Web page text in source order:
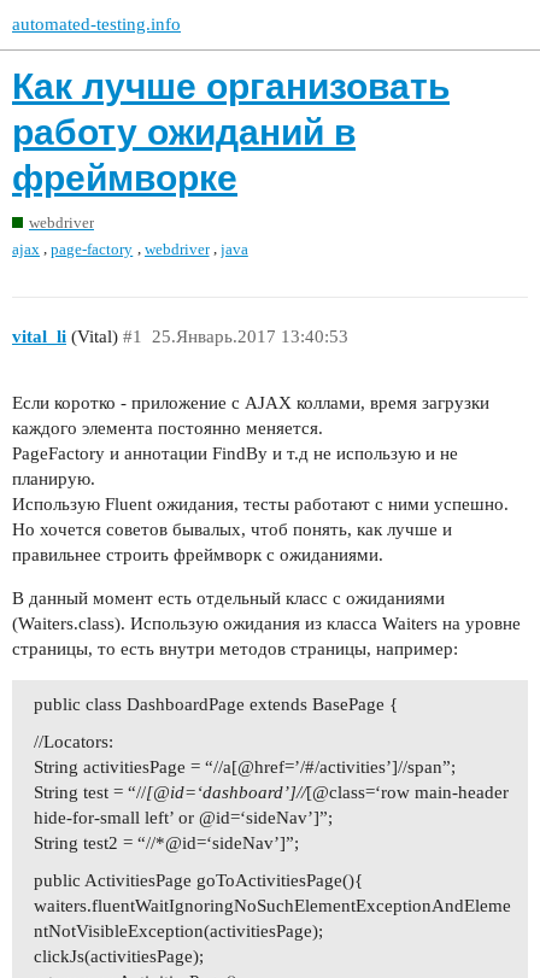
automated-testing.info
Как лучше организовать
работу ожиданий в
фреймворке
webdriver
ajax
,page-factory webdriver java
vital_li (Vital) 25.Январь.2017 13:40:53
#1
Если коротко - приложение с AJAX коллами, время загрузки
каждого элемента постоянно меняется.
PageFactory и аннотации FindBy и т.д не использую и не
планирую.
Использую Fluent ожидания, тесты работают с ними успешно.
Но хочется советов бывалых, чтоб понять, как лучше и
правильнее строить фреймворк с ожиданиями.
В данный момент есть отдельный класс с ожиданиями
(Waiters.class). Использую ожидания из класса Waiters на уровне
страницы, то есть внутри методов страницы, например:
public class DashboardPage extends BasePage {
//Locators:
String activitiesPage = “//a[@href=’/#/activities’]//span”;
String test = “//[@id=‘dashboard’]//[@class=‘row main-header
hide-for-small left’ or @id=‘sideNav’]”;
String test2 = “//*@id=‘sideNav’]”;
public ActivitiesPage goToActivitiesPage(){
waiters.fluentWaitIgnoringNoSuchElementExceptionAndEleme
ntNotVisibleException(activitiesPage);
clickJs(activitiesPage);